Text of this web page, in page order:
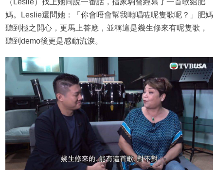
媽。Leslie還問她：「你會唔會幫我哋唱咗呢隻歌呢？」肥媽
聽到極之開心，更馬上答應，並稱這是幾生修來有呢隻歌，
聽到demo後更是感動流淚。